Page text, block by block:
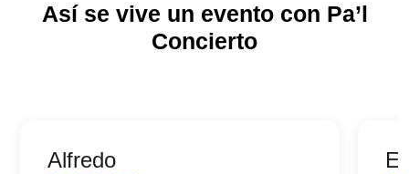
Así se vive un evento con Pa’l
Concierto
Alfredo